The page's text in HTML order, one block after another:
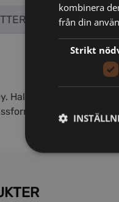
Halsribb och förstärkt
kombinera
från din
Strikt